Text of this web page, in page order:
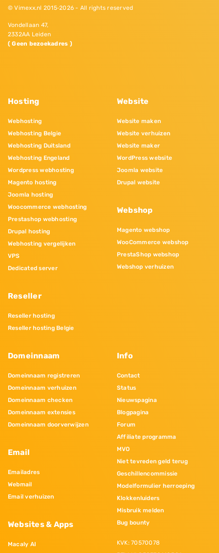
© Vimexx.nl 2015‐2026 - All rights reserved
Vondellaan 47,
2332AA Leiden
( Geen bezoekadres )
Hosting
Webhosting
Webhosting Belgie
Webhosting Duitsland
Webhosting Engeland
Wordpress webhosting
Magento hosting
Joomla hosting
Woocommerce webhosting
Prestashop webhosting
Drupal hosting
Webhosting vergelijken
VPS
Dedicated server
Reseller
Reseller hosting
Reseller hosting Belgie
Website
Website maken
Website verhuizen
Website maker
WordPress website
Joomla website
Drupal website
Webshop
Magento webshop
WooCommerce webshop
PrestaShop webshop
Webshop verhuizen
Domeinnaam
Domeinnaam registreren
Domeinnaam verhuizen
Domeinnaam checken
Domeinnaam extensies
Domeinnaam doorverwijzen
Email
Emailadres
Webmail
Email verhuizen
Websites & Apps
Macaly AI
Info
Contact
Status
Nieuwspagina
Blogpagina
Forum
Affiliate programma
MVO
Niet tevreden geld terug
Geschillencommissie
Modelformulier herroeping
Klokkenluiders
Misbruik melden
Bug bounty
KVK: 70570078